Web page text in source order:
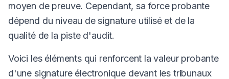
moyen de preuve. Cependant, sa force probante
dépend du niveau de signature utilisé et de la
qualité de la piste d'audit.
Voici les éléments qui renforcent la valeur probante
d'une signature électronique devant les tribunaux